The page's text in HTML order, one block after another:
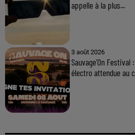
appelle à la plus...
3 août 2026
Sauvage'On
électro attendue au